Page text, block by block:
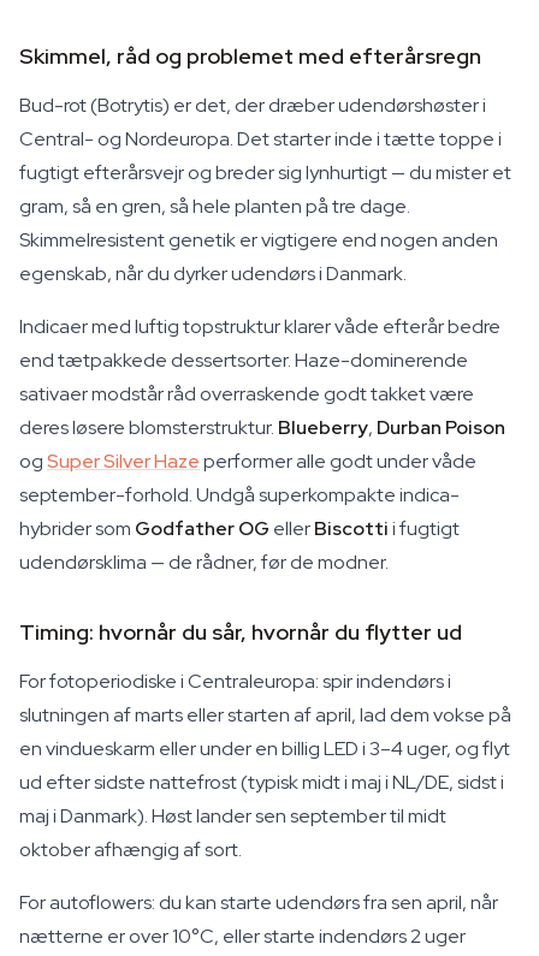
Skimmel, råd og problemet med efterårsregn
Bud-rot (Botrytis) er det, der dræber udendørshøster i
Central- og Nordeuropa. Det starter inde i tætte toppe i
fugtigt efterårsvejr og breder sig lynhurtigt — du mister et
gram, så en gren, så hele planten på tre dage.
Skimmelresistent genetik er vigtigere end nogen anden
egenskab, når du dyrker udendørs i Danmark.
Indicaer med luftig topstruktur klarer våde efterår bedre
end tætpakkede dessertsorter. Haze-dominerende
sativaer modstår råd overraskende godt takket være
deres løsere blomsterstruktur. Blueberry, Durban Poison
ogSuper Silver Hazeperformer alle godt under våde
september-forhold. Undgå superkompakte indica-
hybrider som Godfather OG ellerBiscottii fugtigt
udendørsklima — de rådner, før de modner.
Timing: hvornår du sår, hvornår du flytter ud
For fotoperiodiske i Centraleuropa: spir indendørs i
slutningen af marts eller starten af april, lad dem vokse på
en vindueskarm eller under en billig LED i 3–4 uger, og flyt
ud efter sidste nattefrost (typisk midt i maj i NL/DE, sidst i
maj i Danmark). Høst lander sen september til midt
oktober afhængig af sort.
For autoflowers: du kan starte udendørs fra sen april, når
nætterne er over 10°C, eller starte indendørs 2 uger